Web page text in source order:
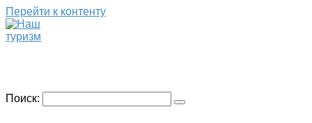
Перейти к контенту
Поиск: